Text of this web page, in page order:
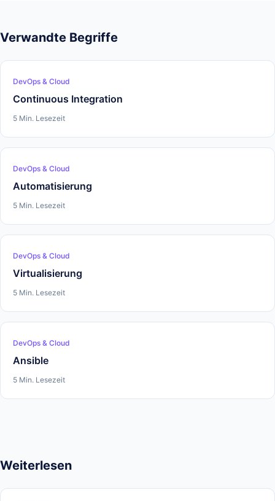
Verwandte Begriffe
DevOps & Cloud
Continuous Integration
5 Min. Lesezeit
DevOps & Cloud
Automatisierung
5 Min. Lesezeit
DevOps & Cloud
Virtualisierung
5 Min. Lesezeit
DevOps & Cloud
Ansible
5 Min. Lesezeit
Weiterlesen